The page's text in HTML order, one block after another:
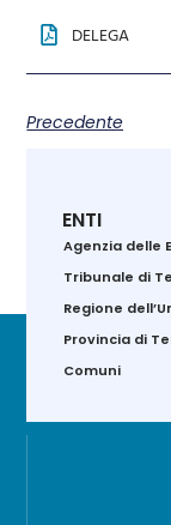
DELEGA
Precedente
ENTI
Agenzia delle
Tribunale di
Regione
Provincia di
Comuni